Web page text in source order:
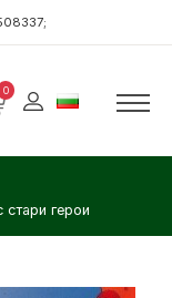
0
стари герои